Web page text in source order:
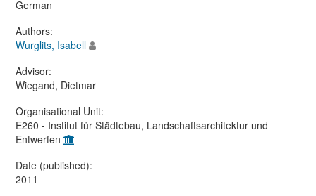
German
Authors:
Wurglits, Isabell
Advisor:
Wiegand, Dietmar
Organisational Unit:
E260 - Institut für Städtebau, Landschaftsarchitektur und
Entwerfen
Date (published):
2011